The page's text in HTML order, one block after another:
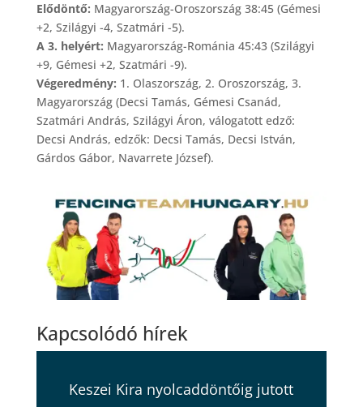
Elődöntő: Magyarország-Oroszország 38:45 (Gémesi
+2, Szilágyi -4, Szatmári -5).
A 3. helyért: Magyarország-Románia 45:43 (Szilágyi
+9, Gémesi +2, Szatmári -9).
Végeredmény: 1. Olaszország, 2. Oroszország, 3.
Magyarország (Decsi Tamás, Gémesi Csanád,
Szatmári András, Szilágyi Áron, válogatott edző:
Decsi András, edzők: Decsi Tamás, Decsi István,
Gárdos Gábor, Navarrete József).
Kapcsolódó hírek
Keszei Kira nyolcaddöntőig jutott